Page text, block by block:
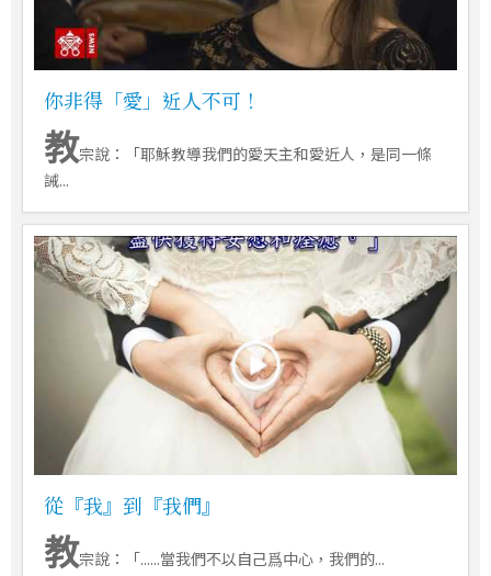
你非得「愛」近人不可！
教宗說：「耶穌教導我們的愛天主和愛近人，是同一條
誡...
從『我』到『我們』
教宗說：「......當我們不以自己爲中心，我們的...